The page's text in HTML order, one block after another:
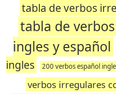
tabla de verbos
tabla de
ingles y español
ingles
200 verbos español
verbos irregulares